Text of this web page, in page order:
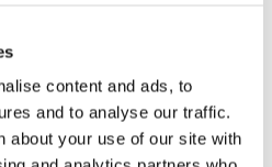
content and ads, to
and to analyse our traffic.
about your use of our site with
till i favoriter Lägg till